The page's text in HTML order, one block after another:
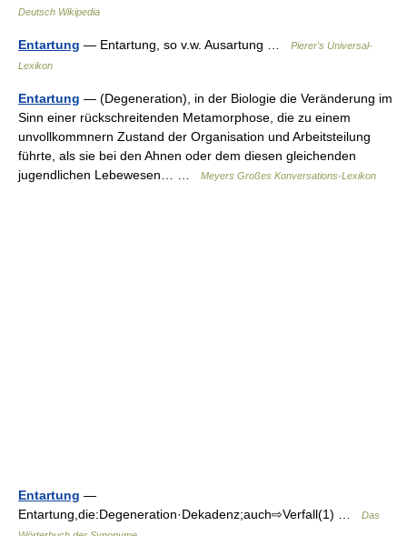
Deutsch Wikipedia
Entartung — Entartung, so v.w. Ausartung …
Pierer's Universal-
Lexikon
Entartung — (Degeneration), in der Biologie die Veränderung im
Sinn einer rückschreitenden Metamorphose, die zu einem
unvollkommnern Zustand der Organisation und Arbeitsteilung
führte, als sie bei den Ahnen oder dem diesen gleichenden
jugendlichen Lebewesen… …
Meyers Großes Konversations-Lexikon
Entartung —
Entartung,die:Degeneration·Dekadenz;auch⇨Verfall(1) …
Das